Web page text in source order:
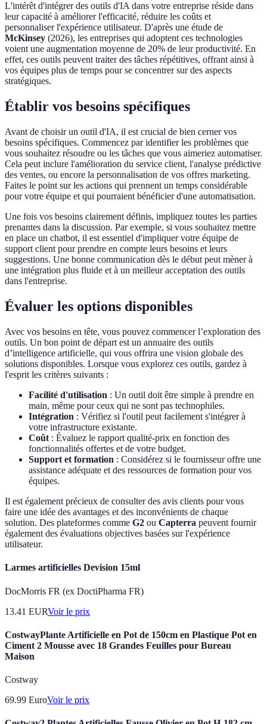
L'intérêt d'intégrer des outils d'IA dans votre entreprise réside dans
leur capacité à améliorer l'efficacité, réduire les coûts et
personnaliser l'expérience utilisateur. D'après une étude de
McKinsey (2026), les entreprises qui adoptent ces technologies
voient une augmentation moyenne de 20% de leur productivité. En
effet, ces outils peuvent traiter des tâches répétitives, offrant ainsi à
vos équipes plus de temps pour se concentrer sur des aspects
stratégiques.
Établir vos besoins spécifiques
Avant de choisir un outil d'IA, il est crucial de bien cerner vos
besoins spécifiques. Commencez par identifier les problèmes que
vous souhaitez résoudre ou les tâches que vous aimeriez automatiser.
Cela peut inclure l'amélioration du service client, l'analyse prédictive
des ventes, ou encore la personnalisation de vos offres marketing.
Faites le point sur les actions qui prennent un temps considérable
pour votre équipe et qui pourraient bénéficier d'une automatisation.
Une fois vos besoins clairement définis, impliquez toutes les parties
prenantes dans la discussion. Par exemple, si vous souhaitez mettre
en place un chatbot, il est essentiel d'impliquer votre équipe de
support client pour prendre en compte leurs besoins et leurs
suggestions. Une bonne communication dès le début peut mèner à
une intégration plus fluide et à un meilleur acceptation des outils
dans l'entreprise.
Évaluer les options disponibles
Avec vos besoins en tête, vous pouvez commencer l’exploration des
outils. Un bon point de départ est un annuaire des outils
d’intelligence artificielle, qui vous offrira une vision globale des
solutions disponibles. Lorsque vous explorez ces outils, gardez à
l'esprit les critères suivants :
Facilité d'utilisation : Un outil doit être simple à prendre en
main, même pour ceux qui ne sont pas technophiles.
Intégration : Vérifiez si l'outil peut facilement s'intégrer à
votre infrastructure existante.
Coût : Évaluez le rapport qualité-prix en fonction des
fonctionnalités offertes et de votre budget.
Support et formation : Considérez si le fournisseur offre une
assistance adéquate et des ressources de formation pour vos
équipes.
Il est également précieux de consulter des avis clients pour vous
faire une idée des avantages et des inconvénients de chaque
solution. Des plateformes comme G2 ou Capterra peuvent fournir
également des évaluations objectives basées sur l'expérience
utilisateur.
Larmes artificielles Devision 15ml
DocMorris FR (ex DoctiPharma FR)
13.41 EURVoir le prix
CostwayPlante Artificielle en Pot de 150cm en Plastique Pot en
Ciment 2 Mousse avec 18 Grandes Feuilles pour Bureau
Maison
Costway
69.99 EuroVoir le prix